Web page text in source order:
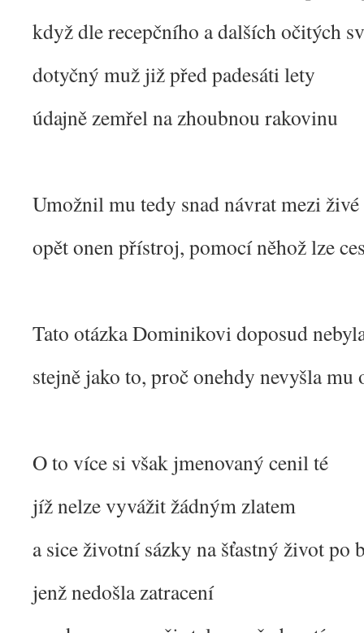
když dle recepčního a dalších očitých
dotyčný muž již před padesáti lety
údajně zemřel na zhoubnou rakovinu
Umožnil mu tedy snad návrat mezi živé
opět onen přístroj, pomocí něhož lze
Tato otázka Dominikovi doposud
stejně jako to, proč onehdy nevyšla mu
O to více si však jmenovaný cenil té
jíž nelze vyvážit žádným zlatem
a sice životní sázky na šťastný život po
jenž nedošla zatracení